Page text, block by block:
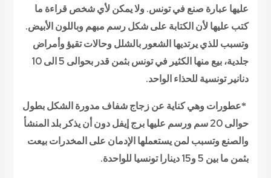
عليها عبارة صنع في تونس. ولا يمكن لأي شخص قراءة ما
كتب عليها لأن الكتابة على شكل رسم مبهم وباللون الأبيض.
وتسبب للذي يرتديها الشعور بالشلل وحالات تقيؤ وأمراض
جلدية، بيع منها الكثير في تونس بثمن قدر بحوالى 5 الى 10
دنانير تونسية للحذاء الواحد.
*عطورات وهي كناية عن زجاج شفاف مدورة الشكل بطول
حوالى 20 سم ورسم عليها برج إيفل دون أن يذكر بلد المنشأ
والصنع وتسبب لمن يستعملها الإدمان على المخدرات بيعت
بثمن ما بين 5 و15 دينارا تونسيا للواحدة.